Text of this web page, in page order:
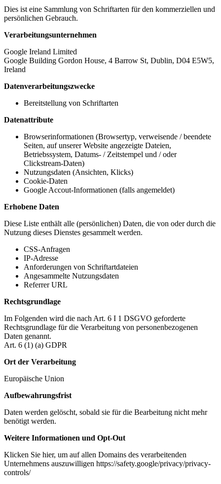
Dies ist eine Sammlung von Schriftarten für den kommerziellen und
persönlichen Gebrauch.
Verarbeitungsunternehmen
Google Ireland Limited
Google Building Gordon House, 4 Barrow St, Dublin, D04 E5W5,
Ireland
Datenverarbeitungszwecke
Bereitstellung von Schriftarten
Datenattribute
Browserinformationen (Browsertyp, verweisende / beendete
Seiten, auf unserer Website angezeigte Dateien,
Betriebssystem, Datums- / Zeitstempel und / oder
Clickstream-Daten)
Nutzungsdaten (Ansichten, Klicks)
Cookie-Daten
Google Accout-Informationen (falls angemeldet)
Erhobene Daten
Diese Liste enthält alle (persönlichen) Daten, die von oder durch die
Nutzung dieses Dienstes gesammelt werden.
CSS-Anfragen
IP-Adresse
Anforderungen von Schriftartdateien
Angesammelte Nutzungsdaten
Referrer URL
Rechtsgrundlage
Im Folgenden wird die nach Art. 6 I 1 DSGVO geforderte
Rechtsgrundlage für die Verarbeitung von personenbezogenen
Daten genannt.
Art. 6 (1) (a) GDPR
Ort der Verarbeitung
Europäische Union
Aufbewahrungsfrist
Daten werden gelöscht, sobald sie für die Bearbeitung nicht mehr
benötigt werden.
Weitere Informationen und Opt-Out
Klicken Sie hier, um auf allen Domains des verarbeitenden
Unternehmens auszuwilligen https://safety.google/privacy/privacy-
controls/